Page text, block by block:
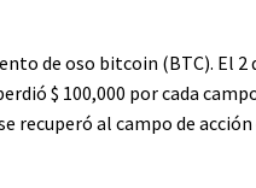
de oso bitcoin (BTC). El 2
$ 100,000 por cada
recuperó al campo de acción